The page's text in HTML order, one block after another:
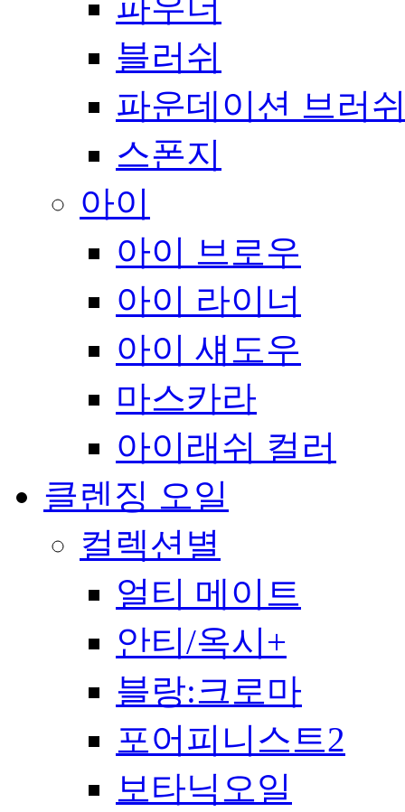
블러쉬
파운데이션 브러
스폰지
아이
아이 브로우
아이 라이너
아이 섀도우
마스카라
아이래쉬 컬러
클렌징 오일
컬렉션별
얼티 메이트
안티/옥시+
블랑:크로마
포어피니스트2
보타닉오일